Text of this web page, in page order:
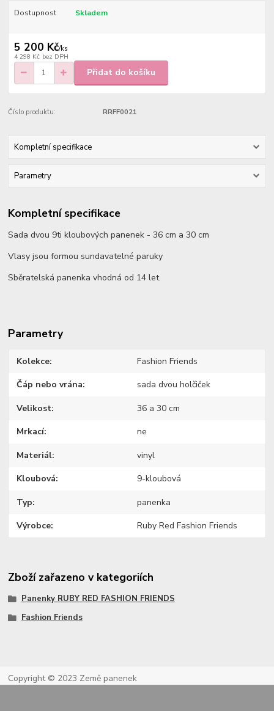
Dostupnost Skladem
5 200 Kč/ks
4 298 Kč bez DPH
Přidat do košíku
Číslo produktu: RRFF0021
Kompletní specifikace
Parametry
Kompletní specifikace
Sada dvou 9ti kloubových panenek - 36 cm a 30 cm
Vlasy jsou formou sundavatelné paruky
Sběratelská panenka vhodná od 14 let.
Parametry
Kolekce Fashion Friends
Čáp nebo vrána sada dvou holčiček
Velikost 36 a 30 cm
Mrkací ne
Materiál vinyl
Kloubová 9-kloubová
Typ panenka
Výrobce Ruby Red Fashion Friends
Zboží zařazeno v kategoriích
Panenky RUBY RED FASHION FRIENDS
Fashion Friends
Copyright © 2023 Země panenek